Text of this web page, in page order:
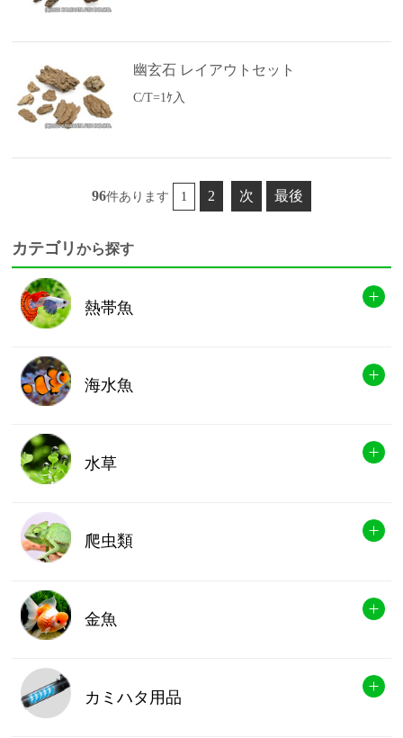
幽玄石 レイアウトセット
C/T=1ｹ入
96件あります 1 2 次 最後
カテゴリから探す
熱帯魚
海水魚
水草
爬虫類
金魚
カミハタ用品